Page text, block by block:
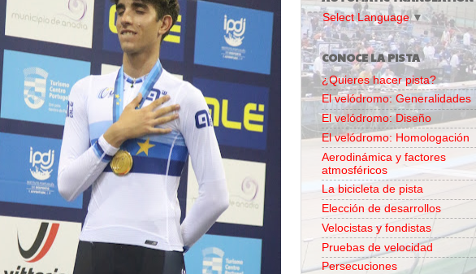
Select Language ▼
CONOCE LA PISTA
¿Quieres hacer pista?
El velódromo: Generalidades
El velódromo: Diseño
El velódromo: Homologación
Aerodinámica y factores
atmosféricos
La bicicleta de pista
Elección de desarrollos
Velocistas y fondistas
Pruebas de velocidad
Persecuciones